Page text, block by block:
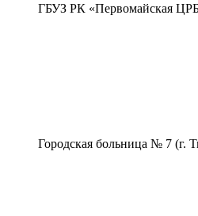
ГБУЗ РК «Первомайская
Городская больница № 7 (г.